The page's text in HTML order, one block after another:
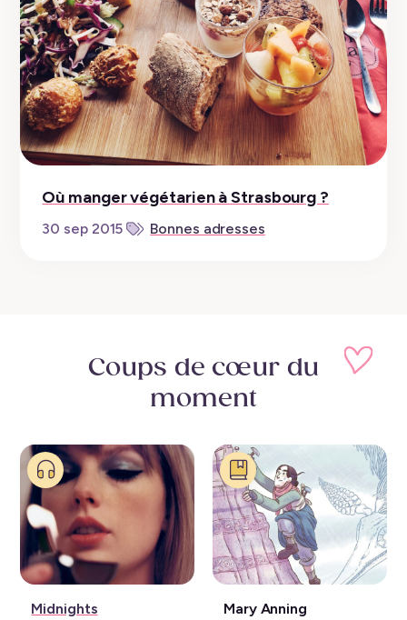
Où manger végétarien à Strasbourg ?
30 sep 2015 Bonnes adresses
Coups de cœur du
moment
Musique:
Midnights
Livre:
Mary Anning